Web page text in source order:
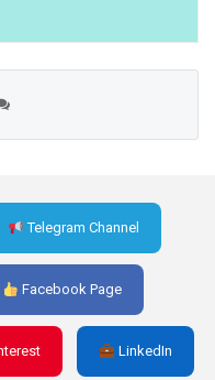
Telegram Channel
Facebook Page
LinkedIn